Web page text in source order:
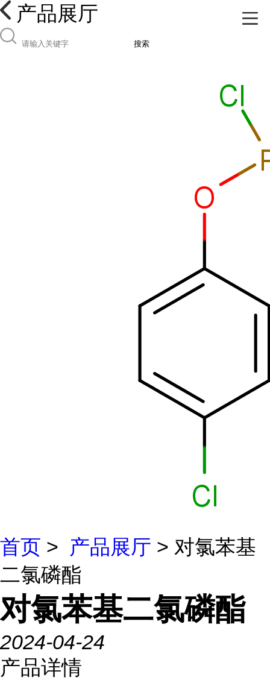
产品展厅
搜索
首页 > 产品展厅 > 对氯苯基
二氯磷酯
对氯苯基二氯磷酯
2024-04-24
产品详情